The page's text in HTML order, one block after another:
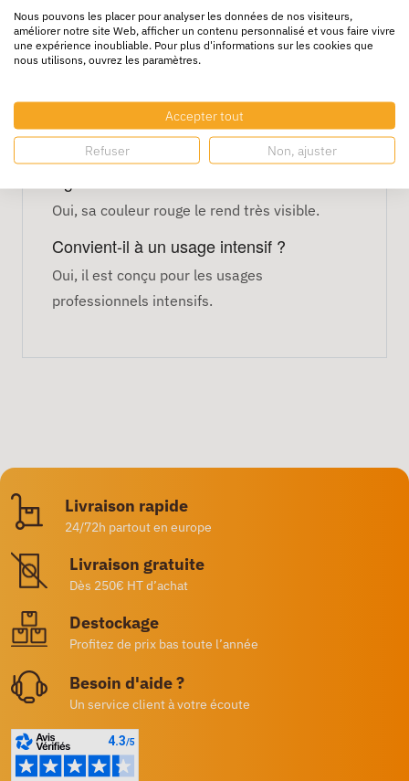
Couleur : rouge
Adhérence forte et durable
FAQ – Ruban adhésif PVC
rouge
Peut-il être utilisé comme ruban de
Oui, sa couleur rouge le rend très visible.
Convient-il à un usage intensif ?
Oui, il est conçu pour les usages
professionnels intensifs.
Livraison rapide
24/72h partout en europe
Livraison gratuite
Dès 250€ HT d’achat
Destockage
Profitez de prix bas toute l’année
Besoin d'aide ?
Un service client à votre écoute
Nous pouvons les placer pour analyser les données de nos visiteurs,
améliorer notre site Web, afficher un contenu personnalisé et vous faire vivre
une expérience inoubliable. Pour plus d'informations sur les cookies que
nous utilisons, ouvrez les paramètres.
Accepter tout
Refuser Non, ajuster